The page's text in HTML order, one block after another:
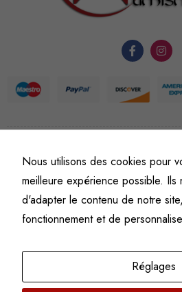
©Fine art numismatics– Tous
Politique de confidentialitéConditions
Mentions
Nous utilisons des cookies pour
meilleure expérience possible. Ils
d'adapter le contenu de notre
fonctionnement et de
Réglages